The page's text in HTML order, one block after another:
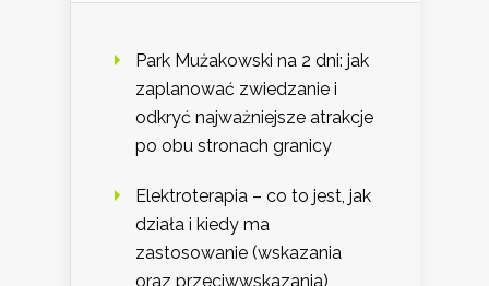
Park Mużakowski na 2 dni: jak
zaplanować zwiedzanie i
odkryć najważniejsze atrakcje
po obu stronach granicy
Elektroterapia – co to jest, jak
działa i kiedy ma
zastosowanie (wskazania
oraz przeciwwskazania)